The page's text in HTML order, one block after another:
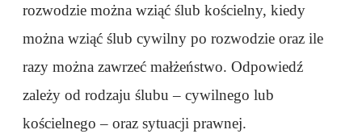
rozwodzie można wziąć ślub kościelny, kiedy
można wziąć ślub cywilny po rozwodzie oraz ile
razy można zawrzeć małżeństwo. Odpowiedź
zależy od rodzaju ślubu – cywilnego lub
kościelnego – oraz sytuacji prawnej.